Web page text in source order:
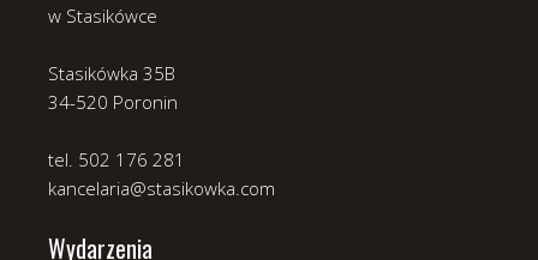
w Stasikówce
Stasikówka 35B
34-520 Poronin
tel. 502 176 281
kancelaria@stasikowka.com
Wydarzenia